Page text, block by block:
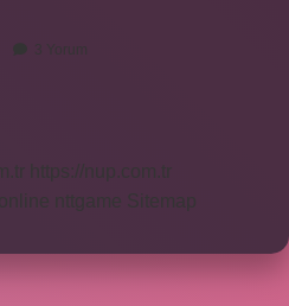
https://nup.com.tr
nttgame Sitemap